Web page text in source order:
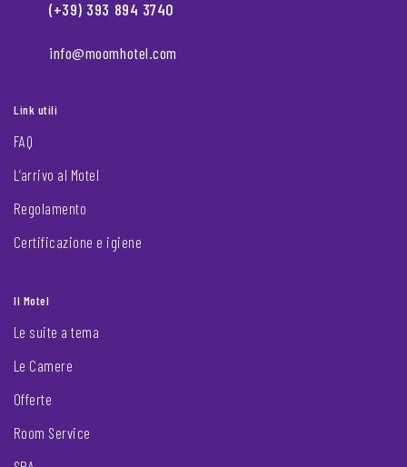
(+39) 393 894 3740
info@moomhotel.com
Link utili
FAQ
L’arrivo al Motel
Regolamento
Certificazione e igiene
Il Motel
Le suite a tema
Le Camere
Offerte
Room Service